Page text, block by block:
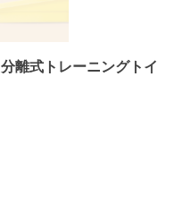
離式トレーニングトイ